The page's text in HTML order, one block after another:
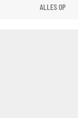
ALLES OP